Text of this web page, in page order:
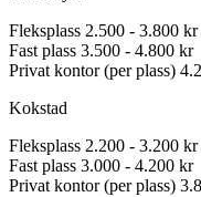
Fleksplass 2.500 - 3.800 kr
Fast plass 3.500 - 4.800 kr
Privat kontor (per plass)
Kokstad
Fleksplass 2.200 - 3.200 kr
Fast plass 3.000 - 4.200 kr
Privat kontor (per plass)